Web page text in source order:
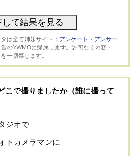
は全て姉妹サイト： アンケート・アンサー
のYWMOに帰属します。許可なく内容・
一切禁じます。
こで撮りましたか（誰に撮って
ジオで
トカメラマンに